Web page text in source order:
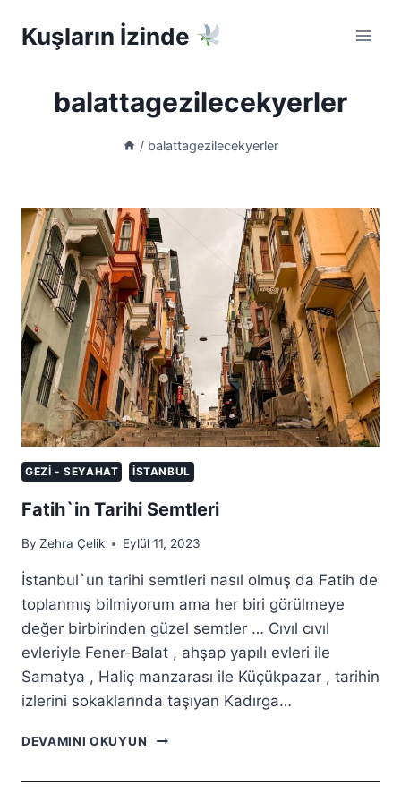
Kuşların İzinde
balattagezilecekyerler
/ balattagezilecekyerler
GEZI - SEYAHAT İSTANBUL
Fatih`in Tarihi Semtleri
By Zehra Çelik Eylül 11, 2023
İstanbul`un tarihi semtleri nasıl olmuş da Fatih de
toplanmış bilmiyorum ama her biri görülmeye
değer birbirinden güzel semtler … Cıvıl cıvıl
evleriyle Fener-Balat , ahşap yapılı evleri ile
Samatya , Haliç manzarası ile Küçükpazar , tarihin
izlerini sokaklarında taşıyan Kadırga…
DEVAMINI OKUYUN
FATIH`IN